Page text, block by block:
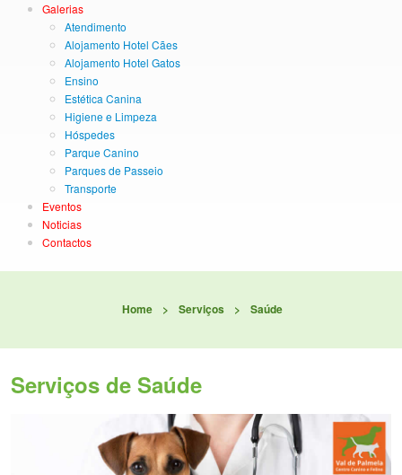
Galerias
Atendimento
Alojamento Hotel Cães
Alojamento Hotel Gatos
Ensino
Estética Canina
Higiene e Limpeza
Hóspedes
Parque Canino
Parques de Passeio
Transporte
Eventos
Noticias
Contactos
Home > Serviços > Saúde
Serviços de Saúde